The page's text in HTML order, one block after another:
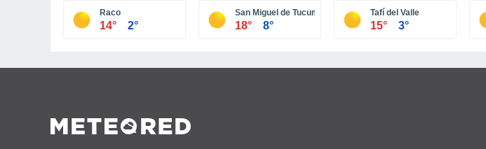
Raco
14° 2°
San Miguel de Tucumán
18° 8°
Tafí del Valle
15° 3°